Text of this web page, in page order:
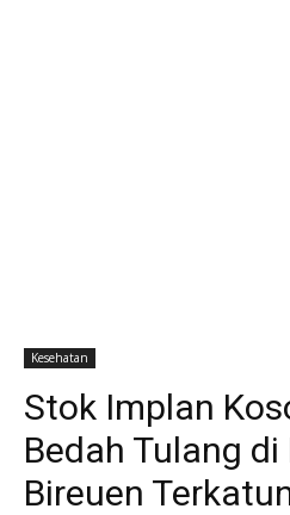
Kesehatan
Stok Implan
Bedah Tulang di
Bireuen